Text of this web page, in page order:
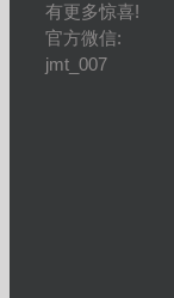
有更多惊喜!
官方微信:
jmt_007